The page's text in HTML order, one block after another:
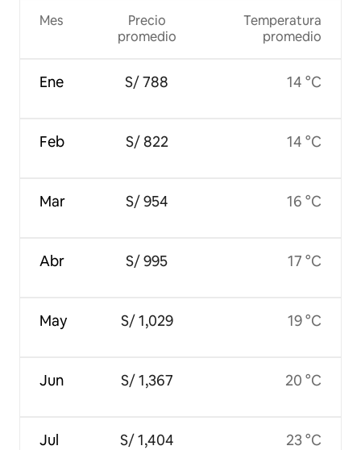
Mes
Ene
Feb
Mar
Abr
May
Jun
Jul
Precio
promedio
S/ 788
S/ 822
S/ 954
S/ 995
S/ 1,029
S/ 1,367
S/ 1,404
Temperatura
promedio
14 °C
14 °C
16 °C
17 °C
19 °C
20 °C
23 °C